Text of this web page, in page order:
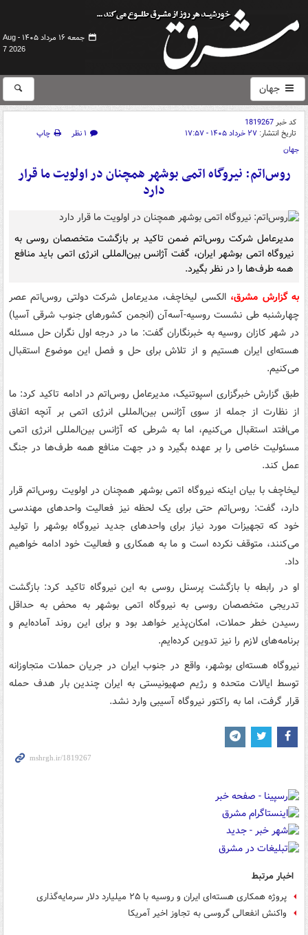
جمعه ۱۶ مرداد ۱۴۰۵ -
Aug
7 2026
جهان
کد خبر1819267
تاریخ انتشار: ۲۷ خرداد ۱۴۰۵ - ۱۷:۵۷ ۱ نظر
چاپ
جهان
روس‌اتم: نیروگاه اتمی بوشهر همچنان در اولویت ما قرار
دارد
مدیرعامل شرکت روس‌اتم ضمن تاکید بر بازگشت متخصصان روسی به
نیروگاه اتمی بوشهر ایران، گفت آژانس بین‌المللی انرژی اتمی باید منافع
همه طرف‌ها را در نظر بگیرد.
به گزارش مشرق، الکسی لیخاچف، مدیرعامل شرکت دولتی روس‌اتم عصر
چهارشنبه طی نشست روسیه-آسه‌آن (انجمن کشورهای جنوب شرقی آسیا)
در شهر کازان روسیه به خبرنگاران گفت: ما در درجه اول نگران حل مسئله
هسته‌ای ایران هستیم و از تلاش برای حل و فصل این موضوع استقبال
می‌کنیم.
طبق گزارش خبرگزاری اسپوتنیک، مدیرعامل روس‌اتم در ادامه تاکید کرد: ما
از نظارت از جمله از سوی آژانس بین‌المللی انرژی اتمی بر آنچه اتفاق
می‌افتد استقبال می‌کنیم، اما به شرطی که آژانس بین‌المللی انرژی اتمی
مسئولیت خاصی را بر عهده بگیرد و در جهت منافع همه طرف‌ها در جنگ
عمل کند.
لیخاچف با بیان اینکه نیروگاه اتمی بوشهر همچنان در اولویت روس‌اتم قرار
دارد، گفت: روس‌اتم حتی برای یک لحظه نیز فعالیت واحدهای مهندسی
خود که تجهیزات مورد نیاز برای واحدهای جدید نیروگاه بوشهر را تولید
می‌کنند، متوقف نکرده است و ما به همکاری و فعالیت خود ادامه خواهیم
داد.
او در رابطه با بازگشت پرسنل روسی به این نیروگاه تاکید کرد: بازگشت
تدریجی متخصصان روسی به نیروگاه اتمی بوشهر به محض به حداقل
رسیدن خطر حملات، امکان‌پذیر خواهد بود و برای این روند آماده‌ایم و
برنامه‌های لازم را نیز تدوین کرده‌ایم.
نیروگاه هسته‌ای بوشهر، واقع در جنوب ایران در جریان حملات متجاوزانه
توسط ایالات متحده و رژیم صهیونیستی به ایران چندین بار هدف حمله
قرار گرفت، اما به راکتور نیروگاه آسیبی وارد نشد.
اخبار مرتبط
پروژه همکاری هسته‌ای ایران و روسیه با ۲۵ میلیارد دلار سرمایه‌گذاری
واکنش انفعالی گروسی به تجاوز اخیر آمریکا